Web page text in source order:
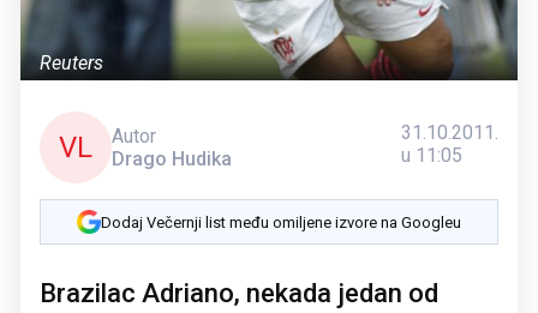
Reuters
VL
Autor
Drago Hudika
31.10.2011.
u 11:05
Dodaj Večernji list među omiljene izvore na Googleu
Brazilac Adriano, nekada jedan od